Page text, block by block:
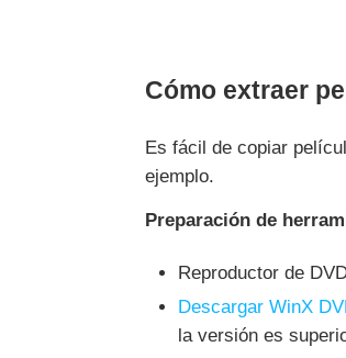
Cómo extraer
Es fácil de copiar
ejemplo.
Preparación de
Reproductor de
Descargar WinX
la versión es